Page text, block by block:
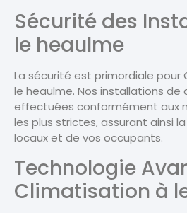
Sécurité des
le heaulme
La sécurité est primordiale pour
le heaulme. Nos installations
effectuées conformément aux
les plus strictes, assurant ainsi
locaux et de vos occupants.
Technologie
Climatisation à